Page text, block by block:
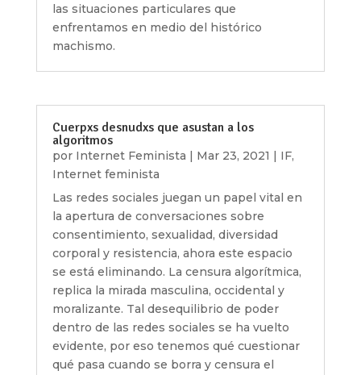
las situaciones particulares que
enfrentamos en medio del histórico
machismo.
Cuerpxs desnudxs que asustan a los
algoritmos
por Internet Feminista Mar 23, 2021 IF,
Internet feminista
Las redes sociales juegan un papel vital en
la apertura de conversaciones sobre
consentimiento, sexualidad, diversidad
corporal y resistencia, ahora este espacio
se está eliminando. La censura algorítmica,
replica la mirada masculina, occidental y
moralizante. Tal desequilibrio de poder
dentro de las redes sociales se ha vuelto
evidente, por eso tenemos qué cuestionar
qué pasa cuando se borra y censura el